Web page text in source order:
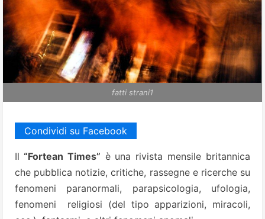
fatti strani1
Condividi su Facebook
Il “Fortean Times” è una rivista mensile britannica
che pubblica notizie, critiche, rassegne e ricerche su
fenomeni paranormali, parapsicologia, ufologia,
fenomeni religiosi (del tipo apparizioni, miracoli,